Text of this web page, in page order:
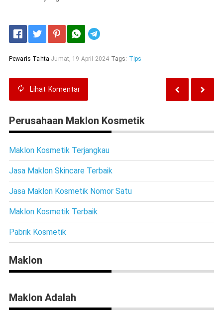
Pewaris Tahta Jumat, 19 April 2024 Tags: Tips
Lihat Komentar
Perusahaan Maklon Kosmetik
Maklon Kosmetik Terjangkau
Jasa Maklon Skincare Terbaik
Jasa Maklon Kosmetik Nomor Satu
Maklon Kosmetik Terbaik
Pabrik Kosmetik
Maklon
Maklon Adalah